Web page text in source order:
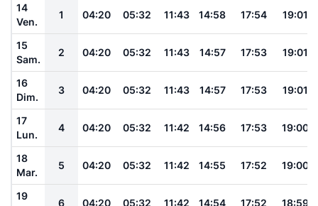
14
Ven.
1 04:20 05:32 11:43 14:58 17:54 19:01
15
Sam.
2 04:20 05:32 11:43 14:57 17:53 19:01
16
Dim.
3 04:20 05:32 11:43 14:57 17:53 19:01
17
Lun.
4 04:20 05:32 11:42 14:56 17:53 19:00
18
Mar.
5 04:20 05:32 11:42 14:55 17:52 19:00
19
6 04:20 05:32 11:42 14:54 17:52 18:59